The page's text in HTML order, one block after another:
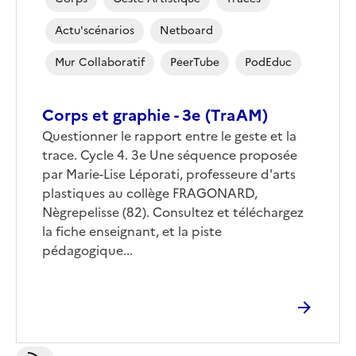
Corps et graphie - 3e (TraAM)
Corps
Questionner le rapport entre le geste et la
trace. Cycle 4. 3e Une séquence proposée
par Marie-Lise Léporati, professeure d'arts
plastiques au collège FRAGONARD,
Nègrepelisse (82). Consultez et téléchargez
la fiche enseignant, et la piste
pédagogique...
Actu'scénarios
Netboard
Mur Collaboratif
PeerTube PodEduc